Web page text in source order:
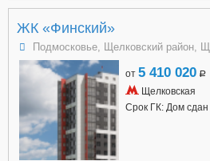
ЖК «Финский»
Подмосковье, Щелковский район,
от 5 410 020 a
Щелковская
Срок ГК: Дом сдан